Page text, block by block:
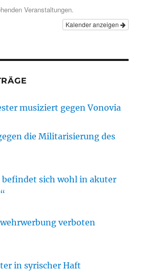
Veranstaltungen.
Kalender anzeigen
musiziert gegen Vonovia
die Militarisierung des
befindet sich wohl in akuter
verboten
in syrischer Haft